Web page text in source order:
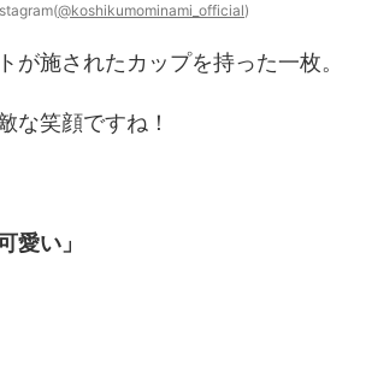
@koshikumominami_official)
が施されたカップを持った一枚。
な笑顔ですね！
愛い」